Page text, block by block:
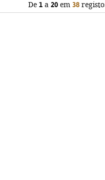
De 1a 20em 38